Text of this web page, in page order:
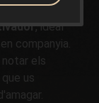
, ideal
companyia.
els
us